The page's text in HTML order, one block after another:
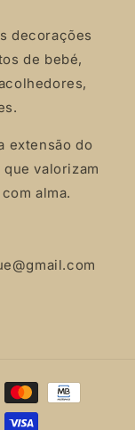
decorações
de bebé,
extensão do
valorizam
alma.